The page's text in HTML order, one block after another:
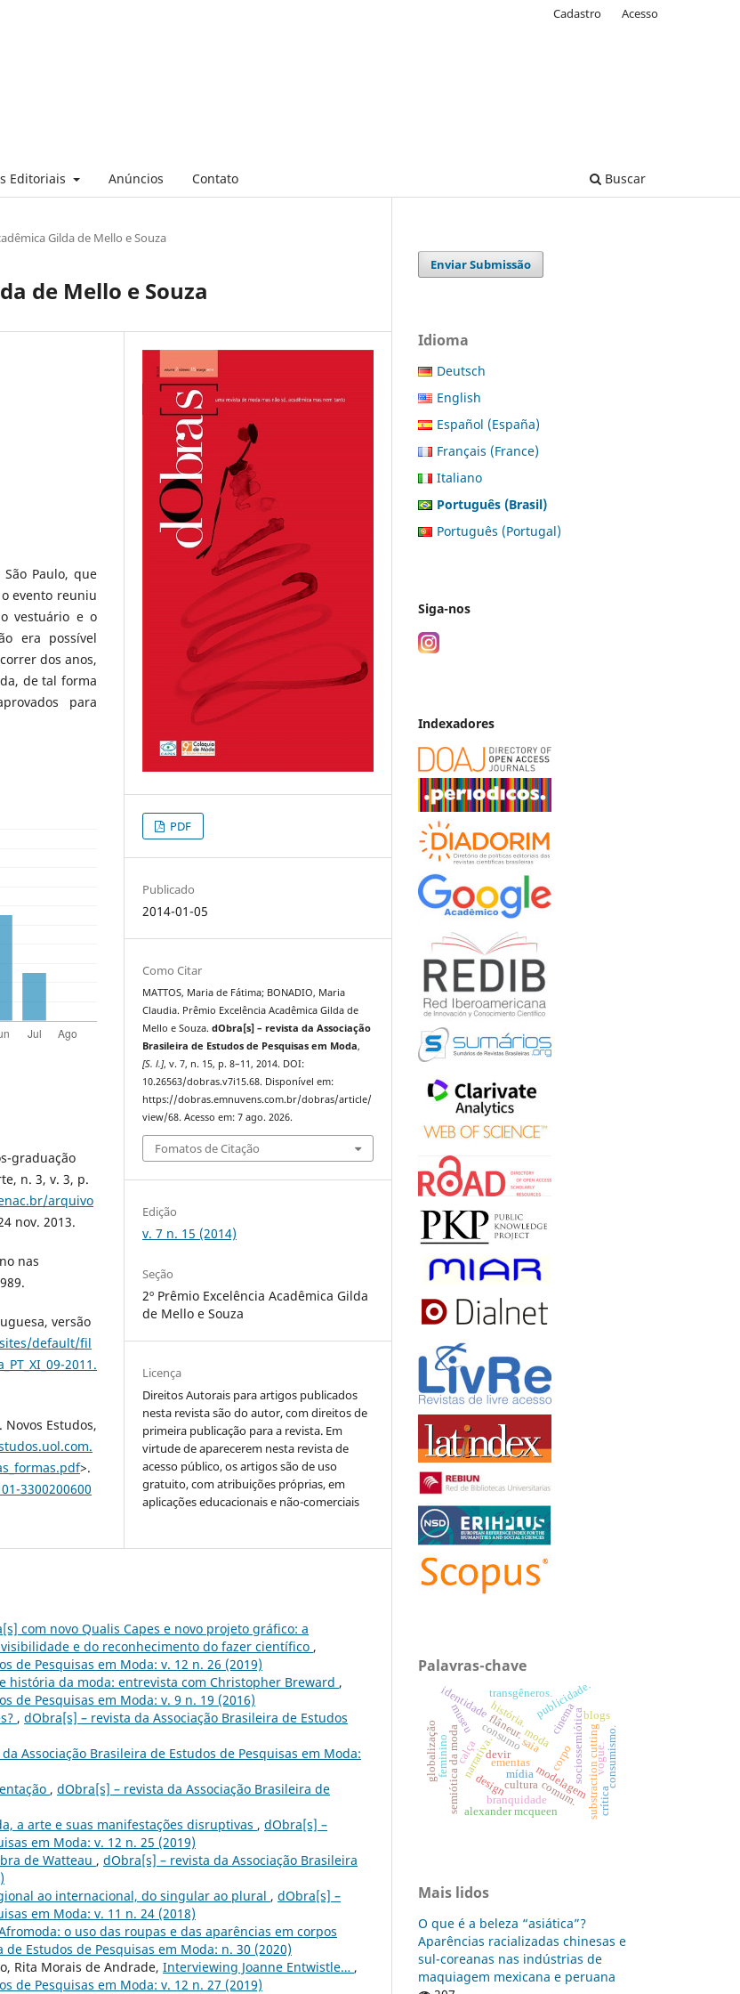
Editoriais Anúncios Contato Buscar
Cadastro Acesso
Gilda de Mello e Souza
de Mello e Souza
Paulo, que
evento reuniu
vestuário e o
era possível
dos anos,
de tal forma
para
graduação
n. 3, v. 3, p.
arquivo
nov. 2013.
nas
versão
default/fil
2011.
Novos Estudos,
>.
3300200600
PDF
Publicado
2014-01-05
Como Citar
MATTOS, Maria de Fátima; BONADIO, Maria
Claudia. Prêmio Excelência Acadêmica Gilda de
Mello e Souza.dObra[s] – revista da Associação
Brasileira de Estudos de Pesquisas em Moda,
[S. l.], v. 7, n. 15, p. 8–11, 2014. DOI:
10.26563/dobras.v7i15.68. Disponível em:
https://dobras.emnuvens.com.br/dobras/article/
view/68. Acesso em: 7 ago. 2026.
Fomatos de Citação
Edição
v. 7 n. 15 (2014)
Seção
2º Prêmio Excelência Acadêmica Gilda
de Mello e Souza
Licença
Direitos Autorais para artigos publicados
nesta revista são do autor, com direitos de
primeira publicação para a revista. Em
virtude de aparecerem nesta revista de
acesso público, os artigos são de uso
gratuito, com atribuições próprias, em
aplicações educacionais e não-comerciais
com novo Qualis Capes e novo projeto gráfico: a
e do reconhecimento do fazer científico ,
de Pesquisas em Moda: v. 12 n. 26 (2019)
história da moda: entrevista com Christopher Breward ,
de Pesquisas em Moda: v. 9 n. 19 (2016)
, dObra[s] – revista da Associação Brasileira de Estudos
Associação Brasileira de Estudos de Pesquisas em Moda:
, dObra[s] – revista da Associação Brasileira de
a arte e suas manifestações disruptivas , dObra[s] –
em Moda: v. 12 n. 25 (2019)
de Watteau , dObra[s] – revista da Associação Brasileira
ao internacional, do singular ao plural , dObra[s] –
em Moda: v. 11 n. 24 (2018)
o uso das roupas e das aparências em corpos
Estudos de Pesquisas em Moda: n. 30 (2020)
Rita Morais de Andrade, Interviewing Joanne Entwistle… ,
de Pesquisas em Moda: v. 12 n. 27 (2019)
Enviar Submissão
Idioma
Deutsch
English
Español (España)
Français (France)
Italiano
Português (Brasil)
Português (Portugal)
Siga-nos
Indexadores
Palavras-chave
ementas
moda
história.
consumo cinema
narrativa. saia
calça
semiótica da moda sociossemiótica
publicidade.
substraction cutting
modelagem
design
corpo
transgêneros.
branquidade
feminino vogue.
mídia
blogs
flâneur.
alexander mcqueen
cultura
devir
globalização consumismo.
identidade
crítica
museu
comum.
Mais lidos
O que é a beleza “asiática”?
Aparências racializadas chinesas e
sul-coreanas nas indústrias de
maquiagem mexicana e peruana